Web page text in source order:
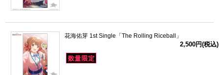
花海佑芽 1st Single「The Rolling Riceball」
2,500円(税込)